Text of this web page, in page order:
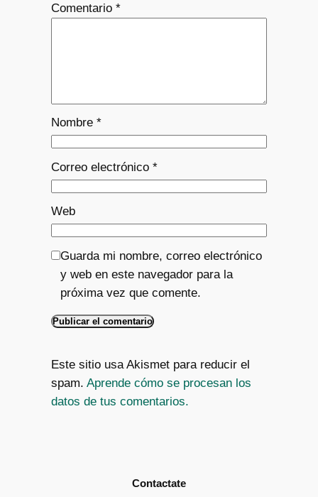
Comentario *
Nombre *
Correo electrónico *
Web
Guarda mi nombre, correo electrónico
y web en este navegador para la
próxima vez que comente.
Este sitio usa Akismet para reducir el
spam. Aprende cómo se procesan los
datos de tus comentarios.
Contactate